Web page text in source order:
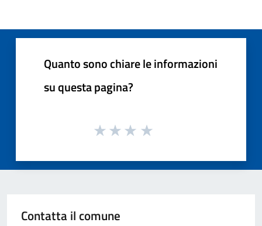
Quanto sono chiare le informazioni
su questa pagina?
Contatta il comune